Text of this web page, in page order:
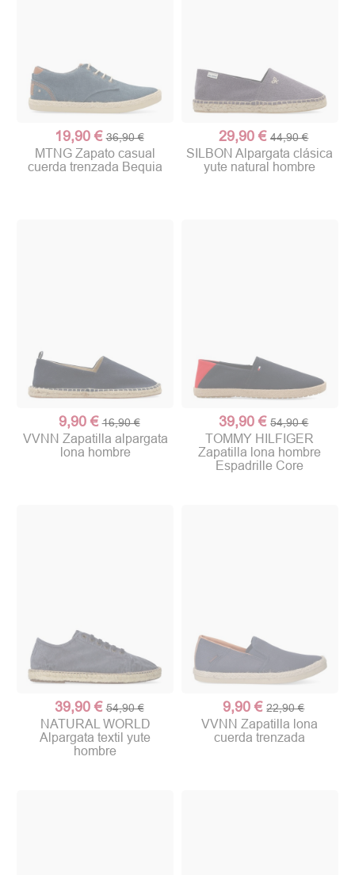
(1 nota)
19,90 € 36,90 €
MTNG Zapato casual
cuerda trenzada Bequia
29,90 € 44,90 €
SILBON Alpargata clásica
yute natural hombre
9,90 € 16,90 €
VVNN Zapatilla alpargata
lona hombre
39,90 € 54,90 €
TOMMY HILFIGER
Zapatilla lona hombre
Espadrille Core
39,90 € 54,90 €
NATURAL WORLD
Alpargata textil yute
hombre
9,90 € 22,90 €
VVNN Zapatilla lona
cuerda trenzada